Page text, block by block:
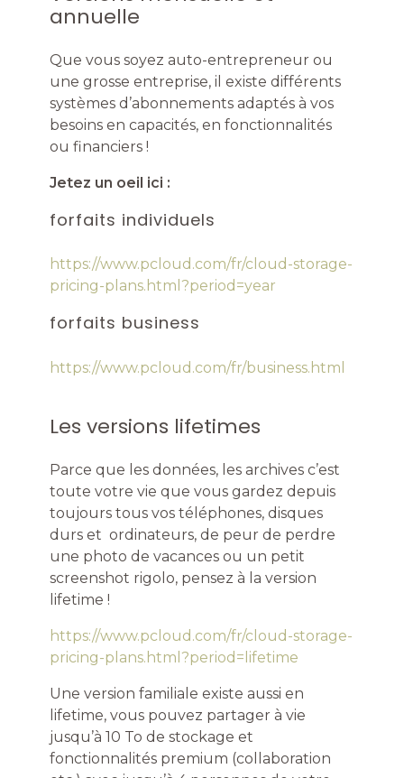
annuelle
Que vous soyez auto-entrepreneur ou
une grosse entreprise, il existe différents
systèmes d’abonnements adaptés à vos
besoins en capacités, en fonctionnalités
ou financiers !
Jetez un oeil ici :
forfaits individuels
https://www.pcloud.com/fr/cloud-storage-
pricing-plans.html?period=year
forfaits business
https://www.pcloud.com/fr/business.html
Les versions lifetimes
Parce que les données, les archives c’est
toute votre vie que vous gardez depuis
toujours tous vos téléphones, disques
durs et ordinateurs, de peur de perdre
une photo de vacances ou un petit
screenshot rigolo, pensez à la version
lifetime !
https://www.pcloud.com/fr/cloud-storage-
pricing-plans.html?period=lifetime
Une version familiale existe aussi en
lifetime, vous pouvez partager à vie
jusqu’à 10 To de stockage et
fonctionnalités premium (collaboration